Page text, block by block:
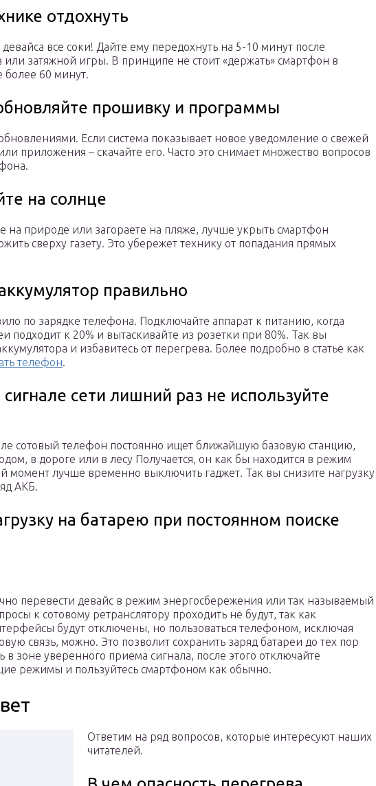
отдохнуть
все соки! Дайте ему передохнуть на 5-10 минут после
затяжной игры. В принципе не стоит «держать» смартфон в
60 минут.
прошивку и программы
Если система показывает новое уведомление о свежей
приложения – скачайте его. Часто это снимает множество вопросов
на солнце
на природе или загораете на пляже, лучше укрыть смартфон
сверху газету. Это убережет технику от попадания прямых
правильно
по зарядке телефона. Подключайте аппарат к питанию, когда
подходит к 20% и вытаскивайте из розетки при 80%. Так вы
и избавитесь от перегрева. Более подробно в статье как
телефон.
сети лишний раз не используйте
сотовый телефон постоянно ищет ближайшую базовую станцию,
в дороге или в лесу Получается, он как бы находится в режим
момент лучше временно выключить гаджет. Так вы снизите нагрузку
АКБ.
на батарею при постоянном поиске
перевести девайс в режим энергосбережения или так называемый
к сотовому ретранслятору проходить не будут, так как
будут отключены, но пользоваться телефоном, исключая
связь, можно. Это позволит сохранить заряд батареи до тех пор
в зоне уверенного приема сигнала, после этого отключайте
режимы и пользуйтесь смартфоном как обычно.
Ответим на ряд вопросов, которые интересуют наших
читателей.